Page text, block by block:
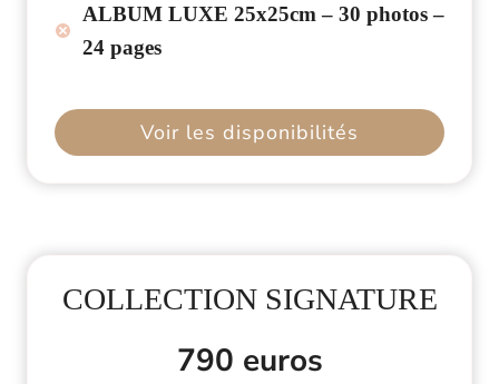
ALBUM LUXE 25x25cm – 30 photos –
24 pages
Voir les disponibilités
COLLECTION SIGNATURE
790 euros